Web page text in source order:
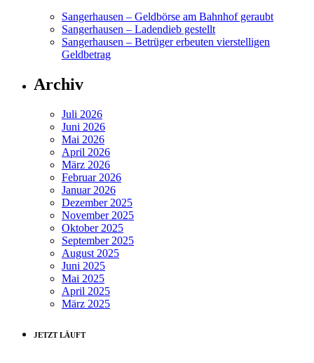
Sangerhausen – Geldbörse am Bahnhof geraubt
Sangerhausen – Ladendieb gestellt
Sangerhausen – Betrüger erbeuten vierstelligen
Geldbetrag
Archiv
Juli 2026
Juni 2026
Mai 2026
April 2026
März 2026
Februar 2026
Januar 2026
Dezember 2025
November 2025
Oktober 2025
September 2025
August 2025
Juni 2025
Mai 2025
April 2025
März 2025
JETZT LÄUFT